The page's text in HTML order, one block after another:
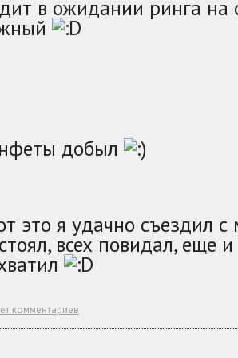
в ожидании ринга на
добыл
это я удачно съездил
всех повидал, еще
комментариев